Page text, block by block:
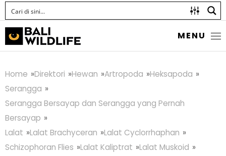
MENU
Home Direktori Hewan Artropoda
Heksapoda
Serangga
Serangga Bersayap dan Serangga yang Pernah
Bersayap
Lalat
Lalat Brachyceran
Lalat Cyclorrhaphan
Schizophoran Flies
Lalat Kaliptrat
Lalat Muskoid